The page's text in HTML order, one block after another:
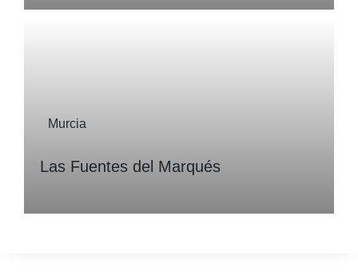
Murcia
Las Fuentes del Marqués